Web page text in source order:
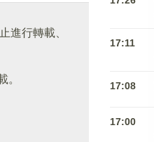
進行轉載、
。
17:11
17:08
17:00